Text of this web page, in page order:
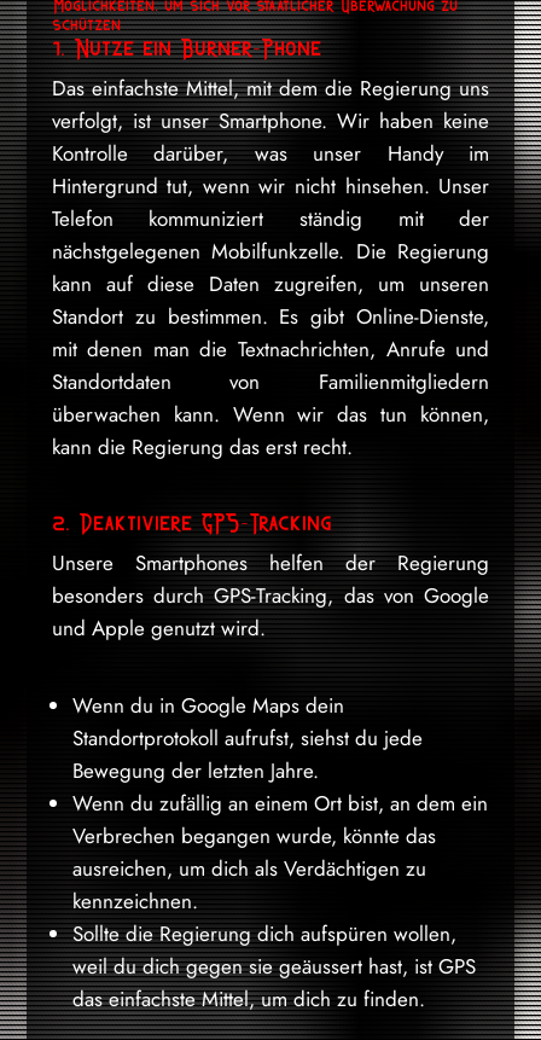
Möglichkeiten, um sich vor staatlicher Überwachung zu
schützen
1. Nutze ein Burner-Phone
Das einfachste Mittel, mit dem die Regierung uns
verfolgt, ist unser Smartphone. Wir haben keine
Kontrolle darüber, was unser Handy im
Hintergrund tut, wenn wir nicht hinsehen. Unser
Telefon kommuniziert ständig mit der
nächstgelegenen Mobilfunkzelle. Die Regierung
kann auf diese Daten zugreifen, um unseren
Standort zu bestimmen. Es gibt Online-Dienste,
mit denen man die Textnachrichten, Anrufe und
Standortdaten von Familienmitgliedern
überwachen kann. Wenn wir das tun können,
kann die Regierung das erst recht.
2. Deaktiviere GPS-Tracking
Unsere Smartphones helfen der Regierung
besonders durch GPS-Tracking, das von Google
und Apple genutzt wird.
Wenn du in Google Maps dein
Standortprotokoll aufrufst, siehst du jede
Bewegung der letzten Jahre.
Wenn du zufällig an einem Ort bist, an dem ein
Verbrechen begangen wurde, könnte das
ausreichen, um dich als Verdächtigen zu
kennzeichnen.
Sollte die Regierung dich aufspüren wollen,
weil du dich gegen sie geäussert hast, ist GPS
das einfachste Mittel, um dich zu finden.